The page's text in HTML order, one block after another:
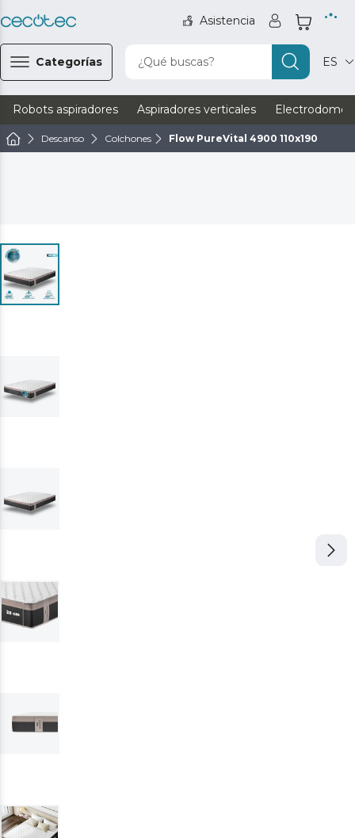
Asistencia
Categorías ¿Qué buscas? ES
Robots aspiradores Aspiradores verticales
Descanso Colchones Flow PureVital 4900 110x190